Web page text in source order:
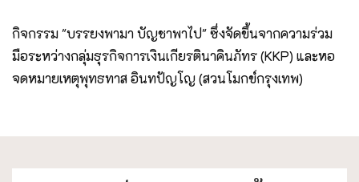
กิจกรรม "บรรยงพามา บัญชาพาไป" ซึ่งจัดขึ้นจากความร่วม
มือระหว่างกลุ่มธุรกิจการเงินเกียรตินาคินภัทร (KKP) และหอ
จดหมายเหตุพุทธทาส อินทปัญโญ (สวนโมกข์กรุงเทพ)